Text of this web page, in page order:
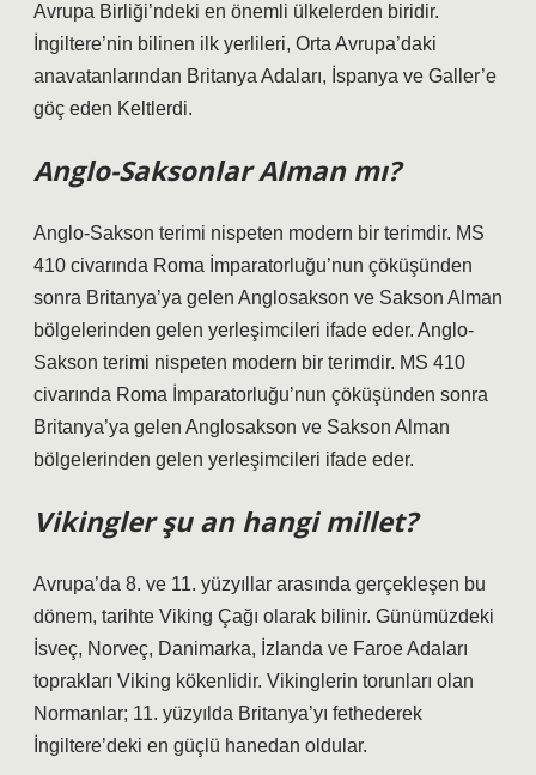
Avrupa Birliği’ndeki en önemli ülkelerden biridir.
İngiltere’nin bilinen ilk yerlileri, Orta Avrupa’daki
anavatanlarından Britanya Adaları, İspanya ve Galler’e
göç eden Keltlerdi.
Anglo-Saksonlar Alman mı?
Anglo-Sakson terimi nispeten modern bir terimdir. MS
410 civarında Roma İmparatorluğu’nun çöküşünden
sonra Britanya’ya gelen Anglosakson ve Sakson Alman
bölgelerinden gelen yerleşimcileri ifade eder. Anglo-
Sakson terimi nispeten modern bir terimdir. MS 410
civarında Roma İmparatorluğu’nun çöküşünden sonra
Britanya’ya gelen Anglosakson ve Sakson Alman
bölgelerinden gelen yerleşimcileri ifade eder.
Vikingler şu an hangi millet?
Avrupa’da 8. ve 11. yüzyıllar arasında gerçekleşen bu
dönem, tarihte Viking Çağı olarak bilinir. Günümüzdeki
İsveç, Norveç, Danimarka, İzlanda ve Faroe Adaları
toprakları Viking kökenlidir. Vikinglerin torunları olan
Normanlar; 11. yüzyılda Britanya’yı fethederek
İngiltere’deki en güçlü hanedan oldular.